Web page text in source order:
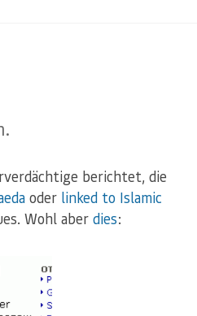
berichtet, die
oder linked to Islamic
Wohl aber dies: